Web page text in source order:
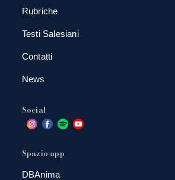
Rubriche
Testi Salesiani
Contatti
News
Social
Spazio app
DBAnima